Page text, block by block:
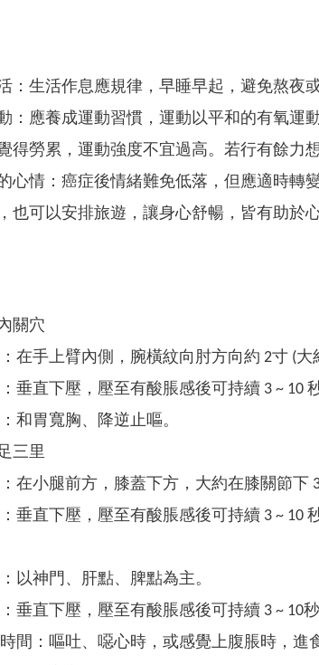
：生活作息應規律，早睡早起，避免熬夜或
：應養成運動習慣，運動以平和的有氧運
得勞累，運動強度不宜過高。若行有餘力
心情：癌症後情緒難免低落，但應適時轉
也可以安排旅遊，讓身心舒暢，皆有助於心
關穴
在手上臂內側，腕橫紋向肘方向約 2寸 (大
垂直下壓，壓至有酸脹感後可持續 3 ~ 10
和胃寬胸、降逆止嘔。
三里
在小腿前方，膝蓋下方，大約在膝關節下 3
垂直下壓，壓至有酸脹感後可持續 3 ~ 10
以神門、肝點、脾點為主。
垂直下壓，壓至有酸脹感後可持續 3 ~ 10
間：嘔吐、噁心時，或感覺上腹脹時，進